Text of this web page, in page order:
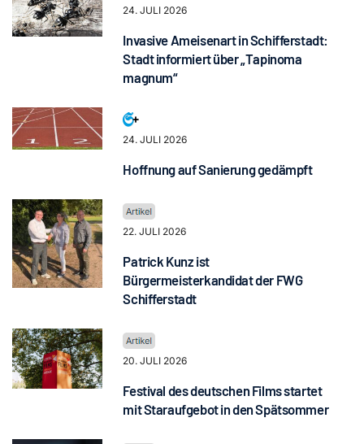
24. JULI 2026
Invasive Ameisenart in Schifferstadt:
Stadt informiert über „Tapinoma
magnum“
24. JULI 2026
Hoffnung auf Sanierung gedämpft
22. JULI 2026
Patrick Kunz ist
Bürgermeisterkandidat der FWG
Schifferstadt
20. JULI 2026
Festival des deutschen Films startet
mit Staraufgebot in den Spätsommer